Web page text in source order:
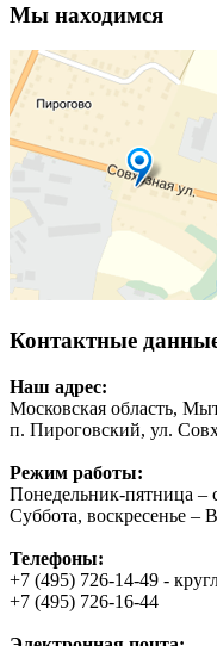
Мы находимся
Контактные
Наш адрес:
Московская область,
п. Пироговский, ул.
Режим работы:
Понедельник-пятница –
Суббота, воскресенье –
Телефоны:
+7 (495) 726-14-49 -
+7 (495) 726-16-44